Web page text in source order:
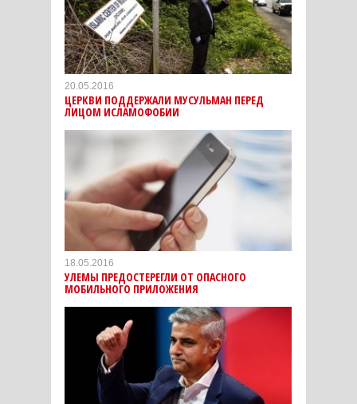
20.05.2016
ЦЕРКВИ ПОДДЕРЖАЛИ МУСУЛЬМАН ПЕРЕД
ЛИЦОМ ИСЛАМОФОБИИ
18.05.2016
УЛЕМЫ ПРЕДОСТЕРЕГЛИ ОТ ОПАСНОГО
МОБИЛЬНОГО ПРИЛОЖЕНИЯ